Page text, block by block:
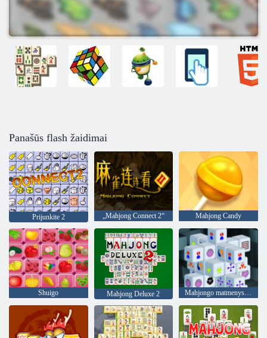
Panašūs flash žaidimai
Prijunkite 2 „Mahjong Connect 2“ Mahjong Candy
Shuigo Mahjong Deluxe 2 Mahjongo matmenys 15 minučių